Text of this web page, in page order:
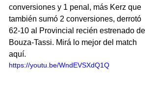
conversiones y 1 penal, más Kerz que
también sumó 2 conversiones, derrotó
62-10 al Provincial recién estrenado de
Bouza-Tassi. Mirá lo mejor del match
aquí.
https://youtu.be/WndEVSXdQ1Q